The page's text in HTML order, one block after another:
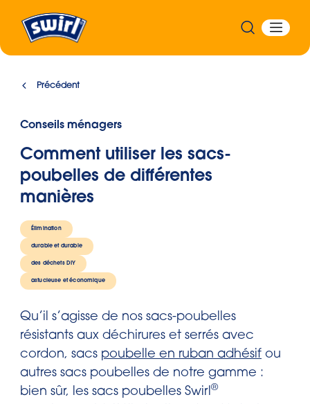
Précédent
Conseils ménagers
Comment utiliser les sacs-
poubelles de différentes
manières
Élimination
durable et durable
des déchets DIY
astucieuse et économique
Qu’il s’agisse de nos sacs-poubelles
résistants aux déchirures et serrés avec
cordon, sacs poubelle en ruban adhésif ou
autres sacs poubelles de notre gamme :
bien sûr, les sacs poubelles Swirl®